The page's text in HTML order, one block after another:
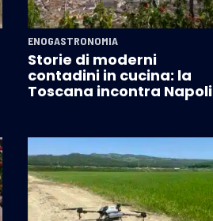
ENOGASTRONOMIA
Storie di moderni
contadini in cucina: la
Toscana incontra Napoli